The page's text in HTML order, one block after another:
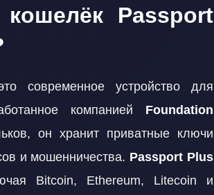
Passport
современное устройство для
компанией Foundation
он хранит приватные ключи
и мошенничества. Passport Plus
Bitcoin, Ethereum, Litecoin и